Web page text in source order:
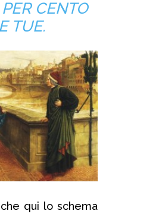
CENTO
TUE.
qui lo schema